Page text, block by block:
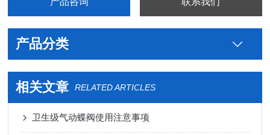
产品分类
相关文章 RELATED ARTICLES
卫生级气动蝶阀使用注意事项